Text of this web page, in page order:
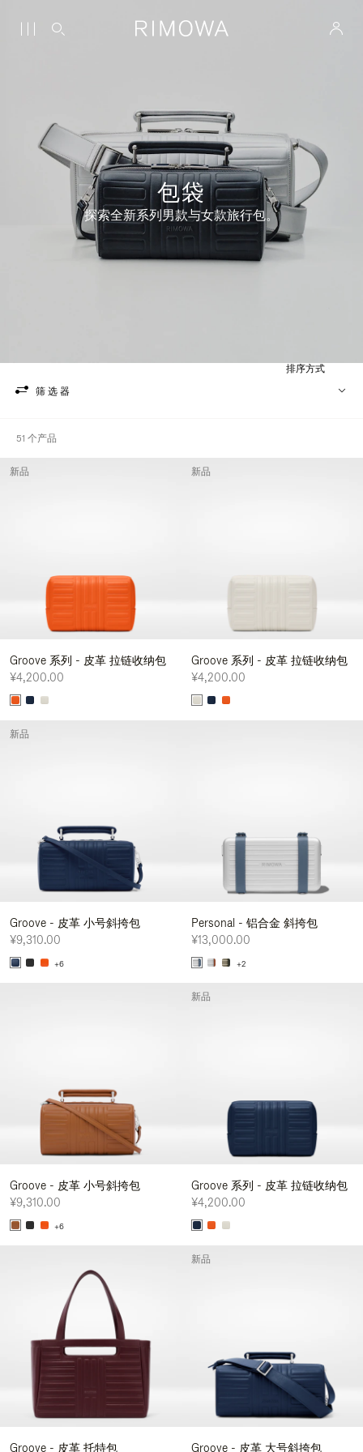
包袋
探索全新系列男款与女款旅行包。
筛选器
排序方式
51 个产品
Groove 系列 - 皮革 拉链收纳包
¥4,200.00
新品
Groove 系列 - 皮革 拉链收纳包
¥4,200.00
新品
Groove - 皮革 小号斜挎包
¥9,310.00
+6
新品
Personal - 铝合金 斜挎包
¥13,000.00
+2
Groove - 皮革 小号斜挎包
¥9,310.00
+6
Groove 系列 - 皮革 拉链收纳包
¥4,200.00
新品
Groove - 皮革 托特包 Groove - 皮革 大号斜挎包
新品